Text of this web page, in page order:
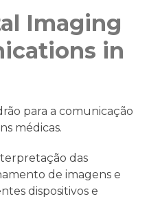
Imaging
in
para a comunicação
médicas.
das
de imagens e
dispositivos e